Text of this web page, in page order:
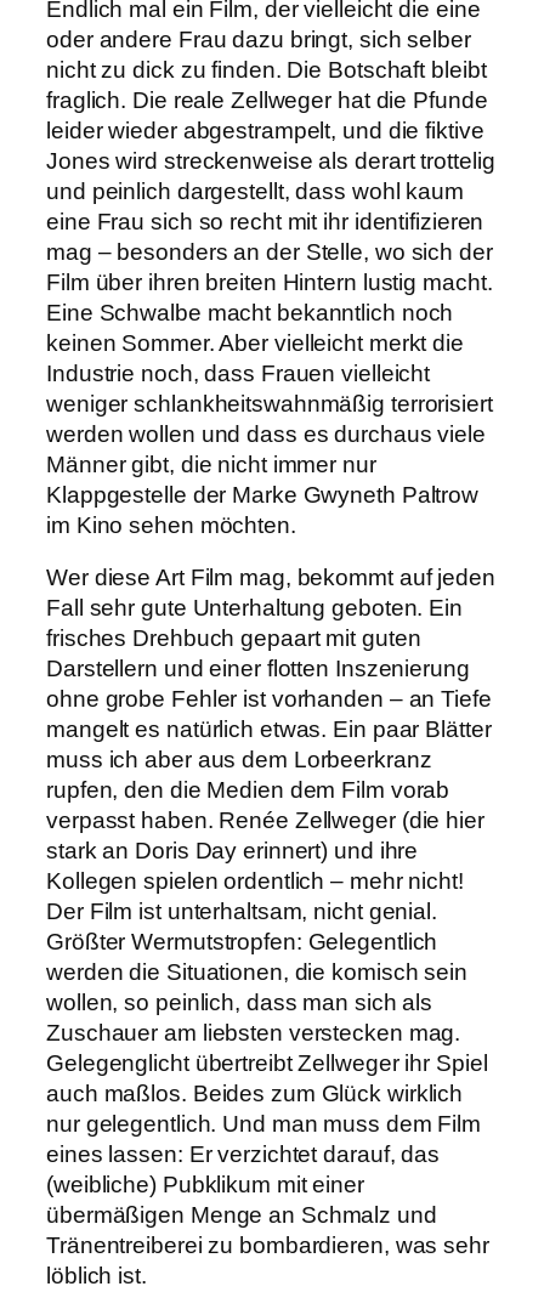
Endlich mal ein Film, der vielleicht die eine
oder andere Frau dazu bringt, sich selber
nicht zu dick zu finden. Die Botschaft bleibt
fraglich. Die reale Zellweger hat die Pfunde
leider wieder abgestrampelt, und die fiktive
Jones wird streckenweise als derart trottelig
und peinlich dargestellt, dass wohl kaum
eine Frau sich so recht mit ihr identifizieren
mag – besonders an der Stelle, wo sich der
Film über ihren breiten Hintern lustig macht.
Eine Schwalbe macht bekanntlich noch
keinen Sommer. Aber vielleicht merkt die
Industrie noch, dass Frauen vielleicht
weniger schlankheitswahnmäßig terrorisiert
werden wollen und dass es durchaus viele
Männer gibt, die nicht immer nur
Klappgestelle der Marke Gwyneth Paltrow
im Kino sehen möchten.
Wer diese Art Film mag, bekommt auf jeden
Fall sehr gute Unterhaltung geboten. Ein
frisches Drehbuch gepaart mit guten
Darstellern und einer flotten Inszenierung
ohne grobe Fehler ist vorhanden – an Tiefe
mangelt es natürlich etwas. Ein paar Blätter
muss ich aber aus dem Lorbeerkranz
rupfen, den die Medien dem Film vorab
verpasst haben. Renée Zellweger (die hier
stark an Doris Day erinnert) und ihre
Kollegen spielen ordentlich – mehr nicht!
Der Film ist unterhaltsam, nicht genial.
Größter Wermutstropfen: Gelegentlich
werden die Situationen, die komisch sein
wollen, so peinlich, dass man sich als
Zuschauer am liebsten verstecken mag.
Gelegenglicht übertreibt Zellweger ihr Spiel
auch maßlos. Beides zum Glück wirklich
nur gelegentlich. Und man muss dem Film
eines lassen: Er verzichtet darauf, das
(weibliche) Pubklikum mit einer
übermäßigen Menge an Schmalz und
Tränentreiberei zu bombardieren, was sehr
löblich ist.